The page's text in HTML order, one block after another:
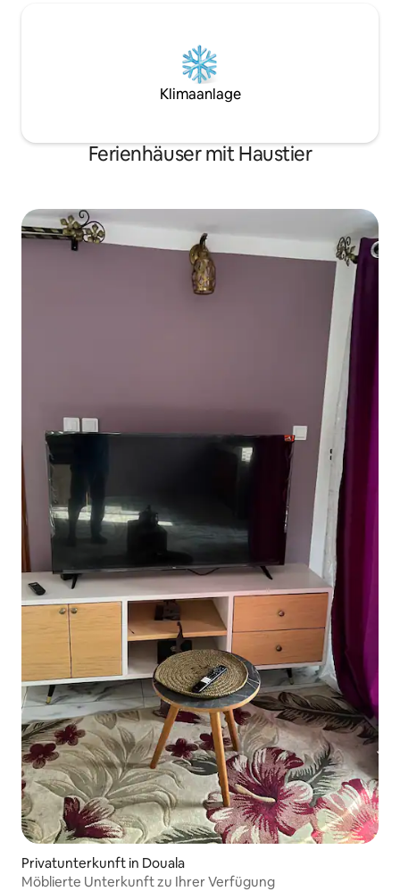
Klimaanlage
Ferienhäuser mit Haustier
Privatunterkunft in Douala
Möblierte Unterkunft zu Ihrer Verfügung